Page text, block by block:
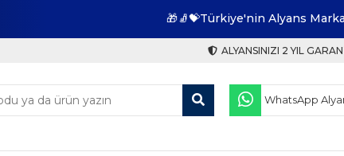
🎁🧦💝Türkiye'nin Alyans
ALYANSINIZI 2 YIL
WhatsApp